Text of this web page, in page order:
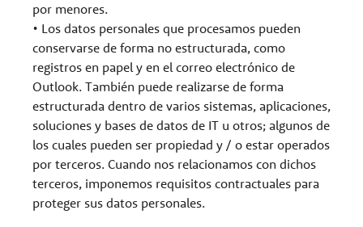
por menores.
• Los datos personales que procesamos pueden
conservarse de forma no estructurada, como
registros en papel y en el correo electrónico de
Outlook. También puede realizarse de forma
estructurada dentro de varios sistemas, aplicaciones,
soluciones y bases de datos de IT u otros; algunos de
los cuales pueden ser propiedad y / o estar operados
por terceros. Cuando nos relacionamos con dichos
terceros, imponemos requisitos contractuales para
proteger sus datos personales.